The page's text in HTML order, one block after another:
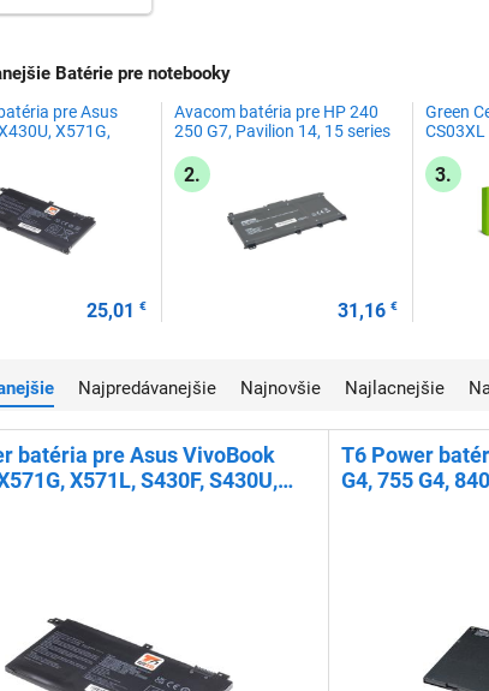
Batérie pre notebooky
pre Asus
X571G,
3cell, Li-pol
25,01 €
2.
Avacom batéria pre HP 240
250 G7, Pavilion 14, 15 series
mAh 42Wh
31,16 €
3.
Green
850 G3
Najpredávanejšie Najnovšie Najlacnejšie
batéria pre Asus VivoBook
X571L, S430F, S430U,
T6 Power
G4, 755 G4,